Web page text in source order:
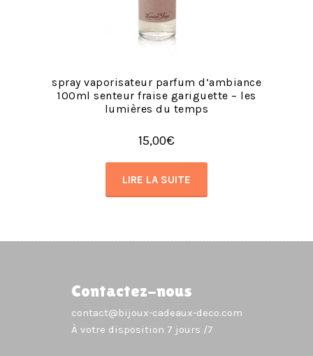
spray vaporisateur parfum d’ambiance
100ml senteur fraise gariguette – les
lumières du temps
15,00€
LIRE LA SUITE
Contactez-nous
contact@bijoux-cadeaux-deco.com
À votre disposition 7 jours /7